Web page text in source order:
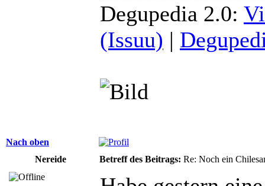
Degupedia 2.0:
(Issuu) |
Nach oben
Nereide
Betreff des Beitrags: Re: Noch ein